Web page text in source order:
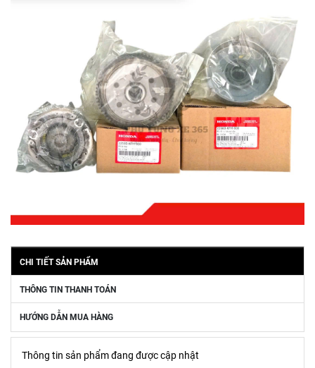
CHI TIẾT SẢN PHẨM
THÔNG TIN THANH TOÁN
HƯỚNG DẪN MUA HÀNG
Thông tin sản phẩm đang được cập nhật